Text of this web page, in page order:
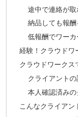
途中で連絡が
納品しても報
低報酬でワー
経験！クラウドワ
クラウドワークス
クライアント
本人確認済み
こんなクライアン